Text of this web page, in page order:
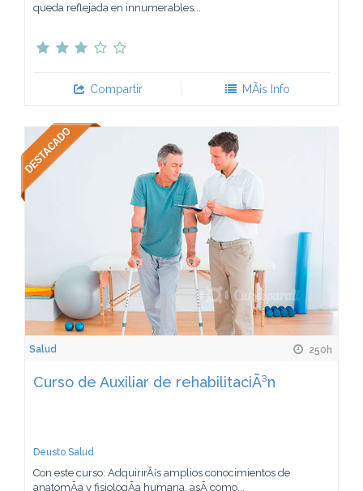
queda reflejada en innumerables...
Compartir MÃ¡s Info
Salud 250h
Curso de Auxiliar de rehabilitaciÃ³n
Deusto Salud
Con este curso: AdquirirÃ¡s amplios conocimientos de
anatomÃ­a y fisiologÃ­a humana, asÃ­ como...